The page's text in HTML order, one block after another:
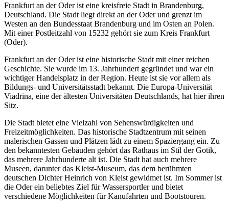
Frankfurt an der Oder ist eine kreisfreie Stadt in Brandenburg,
Deutschland. Die Stadt liegt direkt an der Oder und grenzt im
Westen an den Bundesstaat Brandenburg und im Osten an Polen.
Mit einer Postleitzahl von 15232 gehört sie zum Kreis Frankfurt
(Oder).
Frankfurt an der Oder ist eine historische Stadt mit einer reichen
Geschichte. Sie wurde im 13. Jahrhundert gegründet und war ein
wichtiger Handelsplatz in der Region. Heute ist sie vor allem als
Bildungs- und Universitätsstadt bekannt. Die Europa-Universität
Viadrina, eine der ältesten Universitäten Deutschlands, hat hier ihren
Sitz.
Die Stadt bietet eine Vielzahl von Sehenswürdigkeiten und
Freizeitmöglichkeiten. Das historische Stadtzentrum mit seinen
malerischen Gassen und Plätzen lädt zu einem Spaziergang ein. Zu
den bekanntesten Gebäuden gehört das Rathaus im Stil der Gotik,
das mehrere Jahrhunderte alt ist. Die Stadt hat auch mehrere
Museen, darunter das Kleist-Museum, das dem berühmten
deutschen Dichter Heinrich von Kleist gewidmet ist. Im Sommer ist
die Oder ein beliebtes Ziel für Wassersportler und bietet
verschiedene Möglichkeiten für Kanufahrten und Bootstouren.